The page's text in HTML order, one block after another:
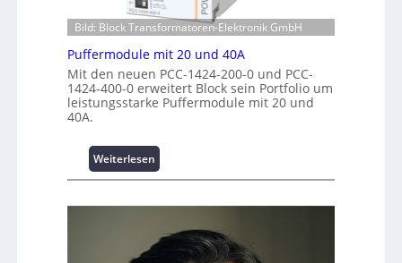
n
z
e
n
t
r
e
p
w
r
k
z
g
e
s
t
i
t
i
o
n
i
c
e
h
Bild: Block Transformatoren-Elektronik GmbH
Puffermodule mit 20 und 40A
Mit den neuen PCC-1424-200-0 und PCC-
1424-400-0 erweitert Block sein Portfolio um
leistungsstarke Puffermodule mit 20 und
40A.
Weiterlesen:
P
f
e